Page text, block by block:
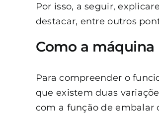
Por isso, a seguir,
destacar, entre outros
Como a
Para compreender o
que existem duas
com a função de embalar